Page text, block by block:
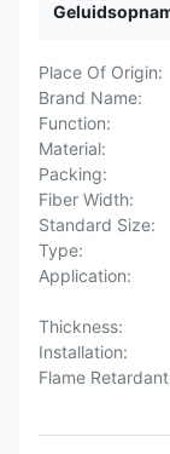
Place Of Origin:
Brand Name:
Function:
Material:
Packing:
Fiber Width:
Standard Size:
Type:
Application:
Thickness:
Installation:
Flame